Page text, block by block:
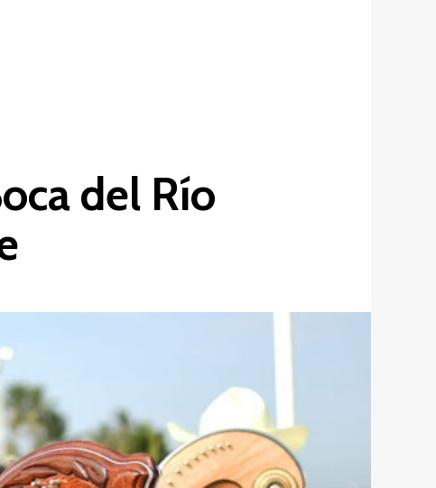
del Río